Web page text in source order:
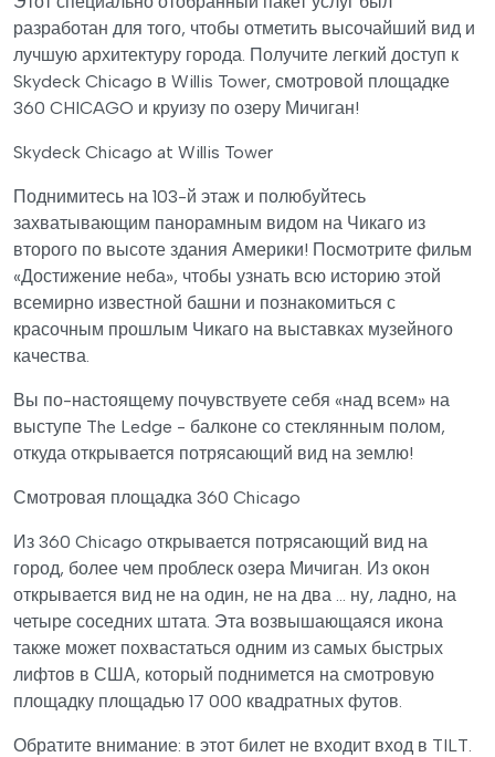
разработан для того, чтобы отметить высочайший вид и
лучшую архитектуру города. Получите легкий доступ к
Skydeck Chicago в Willis Tower, смотровой площадке
360 CHICAGO и круизу по озеру Мичиган!
Skydeck Chicago at Willis Tower
Поднимитесь на 103-й этаж и полюбуйтесь
захватывающим панорамным видом на Чикаго из
второго по высоте здания Америки! Посмотрите фильм
«Достижение неба», чтобы узнать всю историю этой
всемирно известной башни и познакомиться с
красочным прошлым Чикаго на выставках музейного
качества.
Вы по-настоящему почувствуете себя «над всем» на
выступе The Ledge - балконе со стеклянным полом,
откуда открывается потрясающий вид на землю!
Смотровая площадка 360 Chicago
Из 360 Chicago открывается потрясающий вид на
город, более чем проблеск озера Мичиган. Из окон
открывается вид не на один, не на два ... ну, ладно, на
четыре соседних штата. Эта возвышающаяся икона
также может похвастаться одним из самых быстрых
лифтов в США, который поднимется на смотровую
площадку площадью 17 000 квадратных футов.
Обратите внимание: в этот билет не входит вход в TILT.